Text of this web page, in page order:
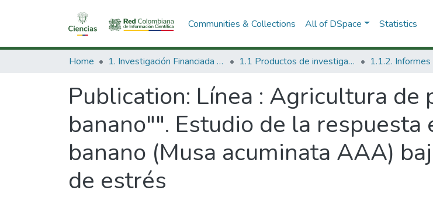
Communities & Collections All of DSpace Statistics
Home 1. Investigación Financiada con Recursos Públicos 1.1 Productos de investigación 1.1.2. Informes
Publication: Línea : Agricultura
banano"". Estudio de la
banano (Musa acuminata AAA)
de estrés